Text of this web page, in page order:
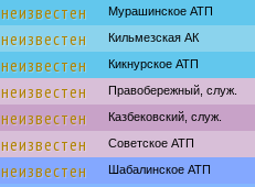
неизвестен Мурашинское АТП
неизвестен Кильмезская АК
неизвестен Кикнурское АТП
неизвестен Правобережный, служ.
неизвестен Казбековский, служ.
неизвестен Советское АТП
неизвестен Шабалинское АТП